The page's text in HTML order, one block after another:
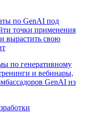
по GenAI под
точки применения
вырастить свою
по генеративному
и вебинары,
GenAI из